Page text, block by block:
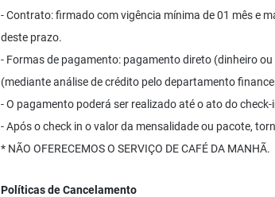
- Contrato: firmado com vigência mínima de 01 mês e
deste prazo.
- Formas de pagamento: pagamento direto (dinheiro
(mediante análise de crédito pelo departamento
- O pagamento poderá ser realizado até o ato do
- Após o check in o valor da mensalidade ou pacote,
* NÃO OFERECEMOS O SERVIÇO DE CAFÉ DA MANHÃ.
Políticas de Cancelamento